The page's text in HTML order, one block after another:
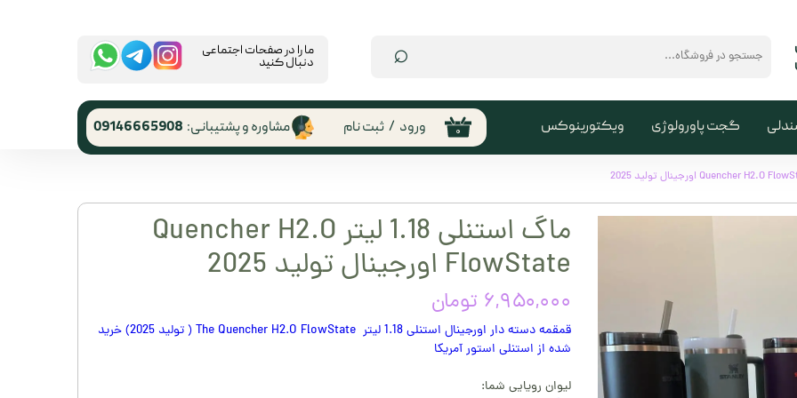
⌕
گجت پاورولوژی ویکتورینوکس ۰ ورود / ثبت نام
حساب کاربری
تغییر گذر واژه
سفارشات
خروج از حساب
مشاوره و پشتیبانی: 09146665908
​ما را در صفحات اجتماعی
دنبال کنید
ماگ استنلی 1.18 لیتر Quencher H2.O
FlowState اورجینال تولید 2025
۶,۹۵۰,۰۰۰ تومان
قمقمه دسته دار اورجینال استنلی 1.18 لیتر The Quencher H2.O FlowState ( تولید 2025) خرید
شده از استنلی استور آمریکا
لیوان رویایی شما: